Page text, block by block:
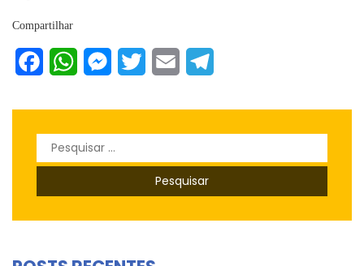
Compartilhar
FacebookWhatsAppMessenger
Twitter Email
Pesquisar